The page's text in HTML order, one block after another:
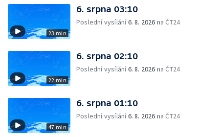
23 min
6. srpna 03:10
Poslední vysílání6. 8. 2026 na ČT24
22 min
6. srpna 02:10
Poslední vysílání6. 8. 2026 na ČT24
47 min
6. srpna 01:10
Poslední vysílání6. 8. 2026 na ČT24